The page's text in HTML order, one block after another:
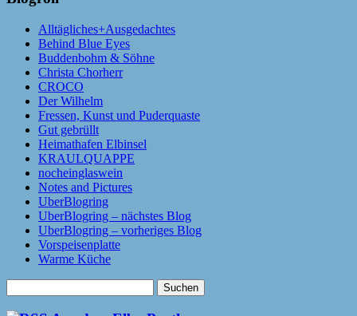
Alltägliches+Ausgedachtes
Behind Blue Eyes
Buddenbohm & Söhne
Christa Chorherr
CROCO
Der Wilhelm
Fressen, Kunst und Puderquaste
Gut gebrüllt
Heimathafen Elbinsel
KRAULQUAPPE
nocheinglaswein
Notes and Pictures
UberBlogring
UberBlogring – nächstes Blog
UberBlogring – vorheriges Blog
Vorspeisenplatte
Warme Küche
nach: